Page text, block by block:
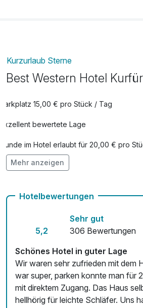
Kurzurlaub Sterne
Best Western Hotel
Parkplatz 15,00 € pro Stück / Tag
Exzellent bewertete Lage
Hunde im Hotel erlaubt für 20,00 € pro
Auch vegetarische Speisen
Mehr anzeigen
Hotelbewertungen
5,2
Sehr gut
306 Bewertungen
Schönes Hotel in guter Lage
Wir waren sehr zufrieden mit dem
war super, parken konnte man für
mit direktem Zugang. Das Haus
hellhörig für leichte Schläfer. Uns